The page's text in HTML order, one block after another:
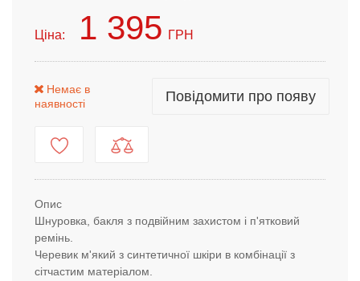
Ціна: 1 395 ГРН
Немає в
наявності
Повідомити про появу
Опис
Шнуровка, бакля з подвійним захистом і п'ятковий
ремінь.
Черевик м'який з синтетичної шкіри в комбінації з
сітчастим матеріалом.